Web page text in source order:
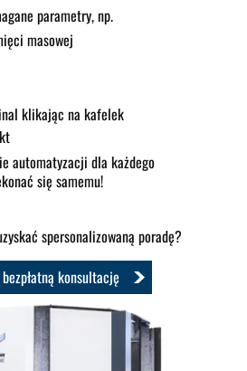
parametry, np.
masowej
klikając na kafelek
automatyzacji dla każdego
się samemu!
spersonalizowaną poradę?
konsultację